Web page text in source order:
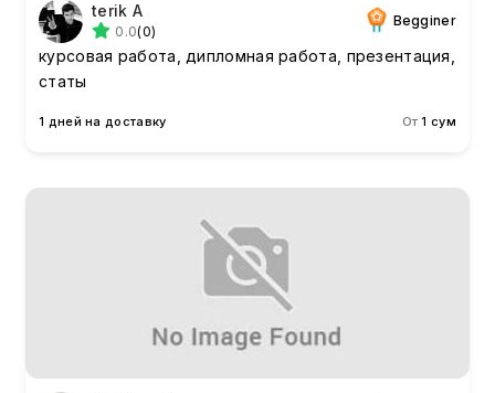
terik A
0.0(0)
Begginer
курсовая работа, дипломная работа, презентация,
статы
1 дней на доставку От1 сум